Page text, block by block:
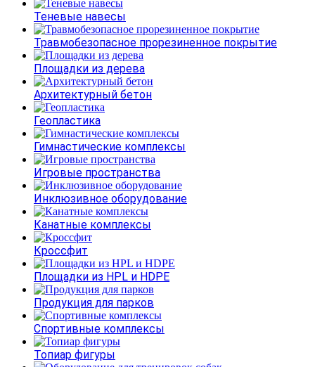
Теневые навесы
Травмобезопасное прорезиненное покрытие
Площадки из дерева
Архитектурный бетон
Геопластика
Гимнастические комплексы
Игровые пространства
Инклюзивное оборудование
Канатные комплексы
Кроссфит
Площадки из HPL и HDPE
Продукция для парков
Спортивные комплексы
Топиар фигуры